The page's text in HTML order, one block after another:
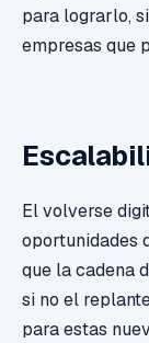
para lograrlo,
empresas que
El volverse
oportunidades
que la cadena
si no el
para estas